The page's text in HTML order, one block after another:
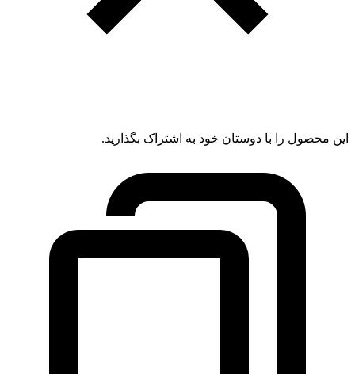
این محصول را با دوستان خود به اشتراک بگذارید.